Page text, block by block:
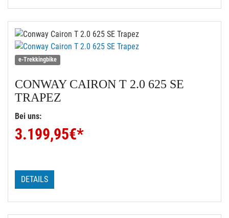
e-Trekkingbike
CONWAYCAIRON T 2.0 625 SE
TRAPEZ
Bei uns:
3.199,95€*
DETAILS